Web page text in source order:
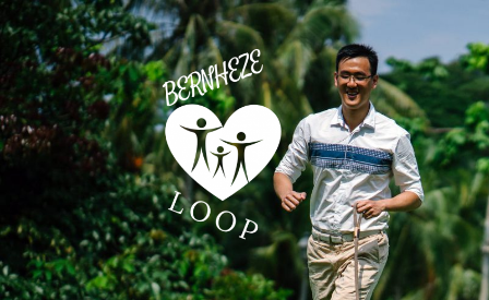
Naar
de
inhoud
springen
BERNHEZELOOP
Just another WordPress site